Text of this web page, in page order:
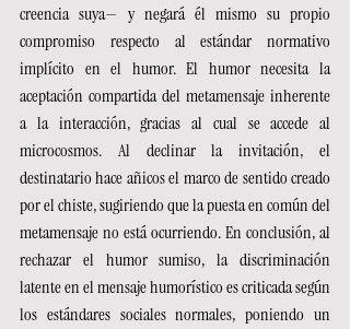
creencia suya— y negará él mismo su propio
compromiso respecto al estándar normativo
implícito en el humor. El humor necesita la
aceptación compartida del metamensaje inherente
a la interacción, gracias al cual se accede al
microcosmos. Al declinar la invitación, el
destinatario hace añicos el marco de sentido creado
por el chiste, sugiriendo que la puesta en común del
metamensaje no está ocurriendo. En conclusión, al
rechazar el humor sumiso, la discriminación
latente en el mensaje humorístico es criticada según
los estándares sociales normales, poniendo un